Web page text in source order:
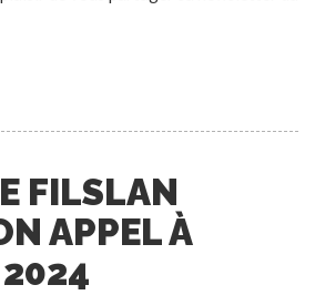
FILSLAN
APPEL À
2024